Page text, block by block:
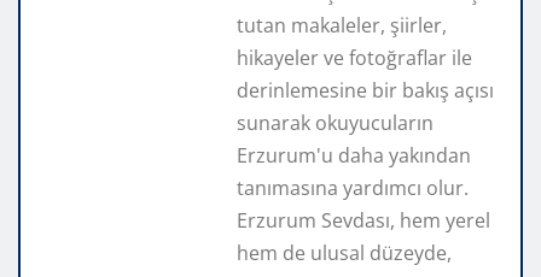
tutan makaleler, şiirler,
hikayeler ve fotoğraflar ile
derinlemesine bir bakış açısı
sunarak okuyucuların
Erzurum'u daha yakından
tanımasına yardımcı olur.
Erzurum Sevdası, hem yerel
hem de ulusal düzeyde,